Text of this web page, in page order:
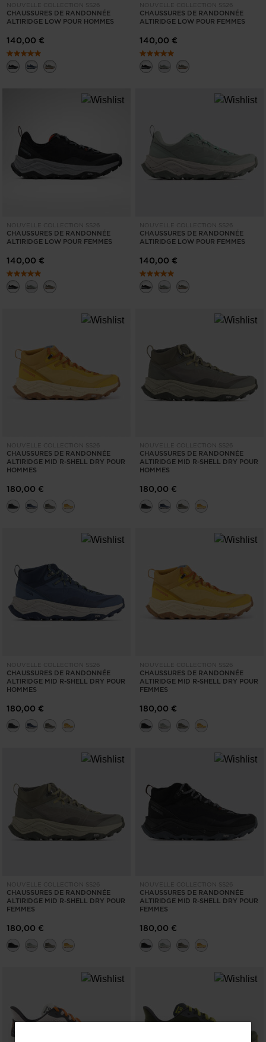
NOUVELLE COLLECTION SS26
CHAUSSURES DE RANDONNÉE
ALTIRIDGE LOW POUR HOMMES
140,00 €
NOUVELLE COLLECTION SS26
CHAUSSURES DE RANDONNÉE
ALTIRIDGE LOW POUR FEMMES
140,00 €
NOUVELLE COLLECTION SS26
CHAUSSURES DE RANDONNÉE
ALTIRIDGE LOW POUR FEMMES
140,00 €
NOUVELLE COLLECTION SS26
CHAUSSURES DE RANDONNÉE
ALTIRIDGE LOW POUR FEMMES
140,00 €
NOUVELLE COLLECTION SS26
CHAUSSURES DE RANDONNÉE
ALTIRIDGE MID R-SHELL DRY POUR
HOMMES
180,00 €
NOUVELLE COLLECTION SS26
CHAUSSURES DE RANDONNÉE
ALTIRIDGE MID R-SHELL DRY POUR
HOMMES
180,00 €
NOUVELLE COLLECTION SS26
CHAUSSURES DE RANDONNÉE
ALTIRIDGE MID R-SHELL DRY POUR
HOMMES
180,00 €
NOUVELLE COLLECTION SS26
CHAUSSURES DE RANDONNÉE
ALTIRIDGE MID R-SHELL DRY POUR
FEMMES
180,00 €
NOUVELLE COLLECTION SS26
CHAUSSURES DE RANDONNÉE
ALTIRIDGE MID R-SHELL DRY POUR
FEMMES
180,00 €
NOUVELLE COLLECTION SS26
CHAUSSURES DE RANDONNÉE
ALTIRIDGE MID R-SHELL DRY POUR
FEMMES
180,00 €